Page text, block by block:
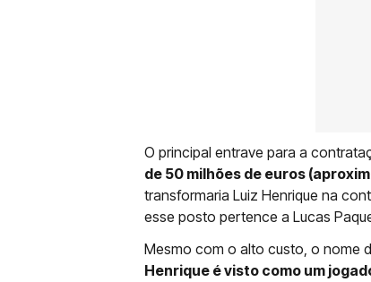
O principal entrave para a
de 50 milhões de euros
transformaria Luiz Henrique na
esse posto pertence a Lucas
Mesmo com o alto custo, o nome
Henrique é visto como um